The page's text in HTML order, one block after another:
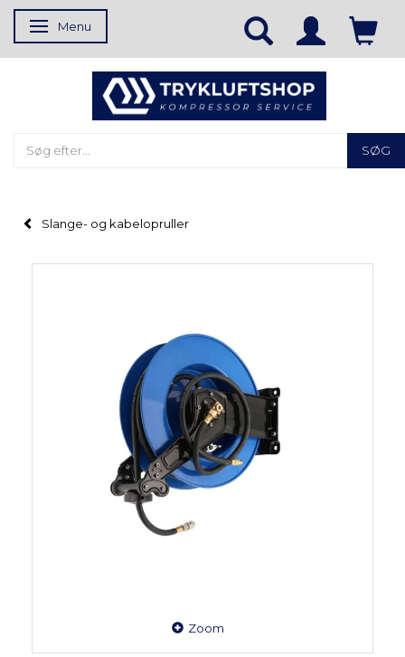
Skifte navigation
Menu
SØG
Slange- og kabelopruller
Zoom